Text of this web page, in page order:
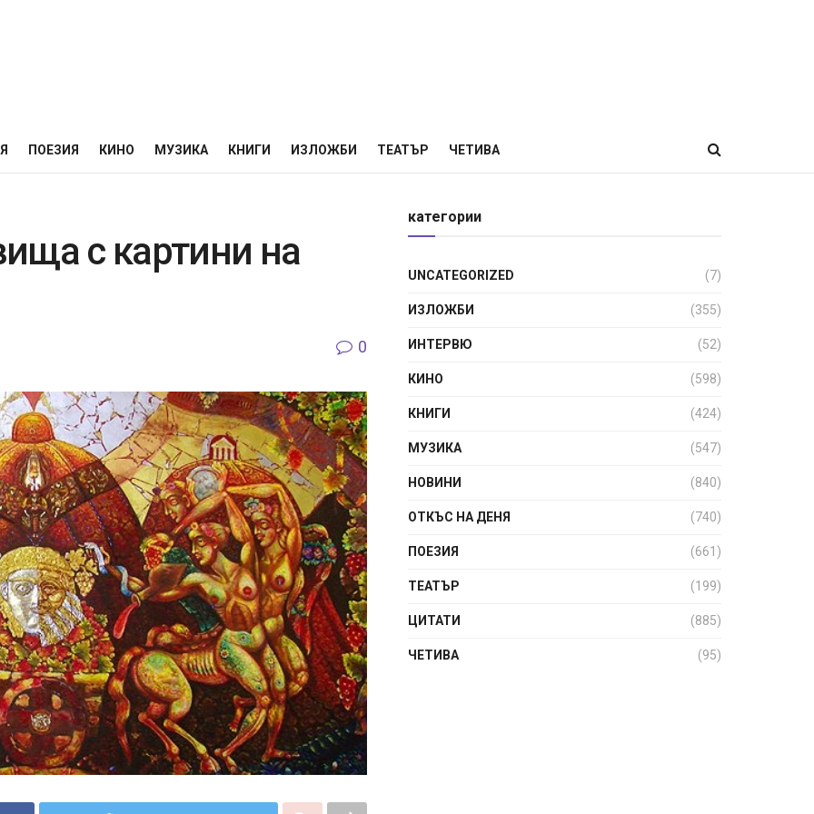
ПОЕЗИЯ КИНО МУЗИКА КНИГИ ИЗЛОЖБИ ТЕАТЪР ЧЕТИВА
с картини на
0
категории
UNCATEGORIZED (7)
ИЗЛОЖБИ (355)
ИНТЕРВЮ (52)
КИНО (598)
КНИГИ (424)
МУЗИКА (547)
НОВИНИ (840)
ОТКЪС НА ДЕНЯ (740)
ПОЕЗИЯ (661)
ТЕАТЪР (199)
ЦИТАТИ (885)
ЧЕТИВА (95)